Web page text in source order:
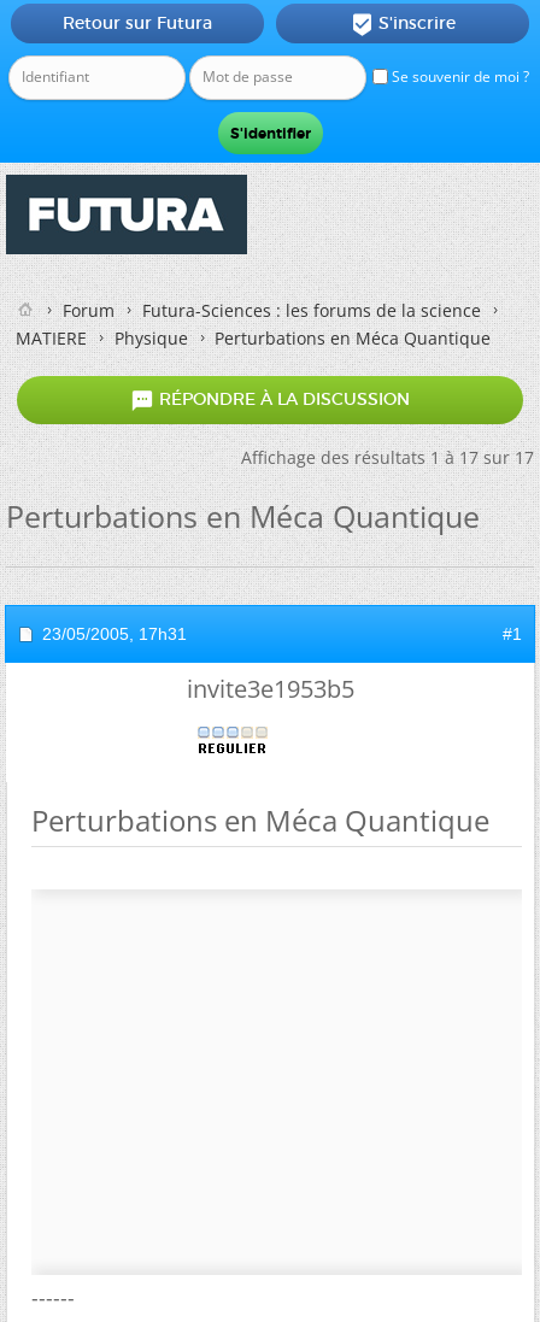
Se souvenir de moi ?
Retour sur Futura  S'inscrire
Forum
Futura-Sciences : les forums de la science
MATIERE
Physique Perturbations en Méca Quantique
 RÉPONDRE À LA DISCUSSION
Affichage des résultats 1 à 17 sur 17
Perturbations en Méca Quantique
23/05/2005, 17h31 #1
invite3e1953b5
Perturbations en Méca Quantique
------